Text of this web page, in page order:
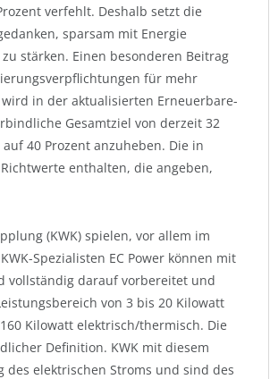
verfehlt. Deshalb setzt die
sparsam mit Energie
stärken. Einen besonderen Beitrag
für mehr
in der aktualisierten Erneuerbare-
Gesamtziel von derzeit 32
40 Prozent anzuheben. Die in
enthalten, die angeben,
(KWK) spielen, vor allem im
Spezialisten EC Power können mit
vollständig darauf vorbereitet und
von 3 bis 20 Kilowatt
Kilowatt elektrisch/thermisch. Die
Definition. KWK mit diesem
elektrischen Stroms und sind des